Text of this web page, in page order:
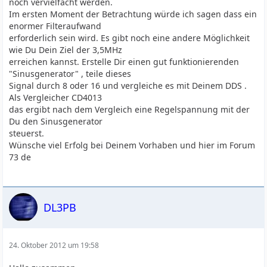
Im ersten Moment der Betrachtung würde ich sagen dass ein
enormer Filteraufwand
erforderlich sein wird. Es gibt noch eine andere Möglichkeit
wie Du Dein Ziel der 3,5MHz
erreichen kannst. Erstelle Dir einen gut funktionierenden
"Sinusgenerator" , teile dieses
Signal durch 8 oder 16 und vergleiche es mit Deinem DDS .
Als Vergleicher CD4013
das ergibt nach dem Vergleich eine Regelspannung mit der
Du den Sinusgenerator
steuerst.
Wünsche viel Erfolg bei Deinem Vorhaben und hier im Forum
73 de
DL3PB
24. Oktober 2012 um 19:58